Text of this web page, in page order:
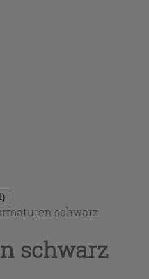
)
schwarz
schwarz